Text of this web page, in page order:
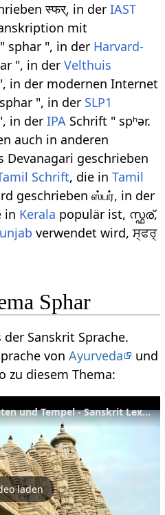
स्फर्, in derIAST
mit
sphar ", in der Harvard-
", in derVelthuis
in der modernen Internet
", in der SLP1
in derIPA Schrift " spʰər.
auch in anderen
Devanagari geschrieben
Schrift, die inTamil
geschrieben ஸ்பர், in der
in Kerala populär ist, സ്ഫര്,
verwendet wird, ਸ੍ਫਰ੍
Sphar
Sanskrit Sprache.
vonAyurveda
und
zu diesem Thema:
Matha - Hütte eines Asketen und Tempel - Sanskrit Lexikon
laden